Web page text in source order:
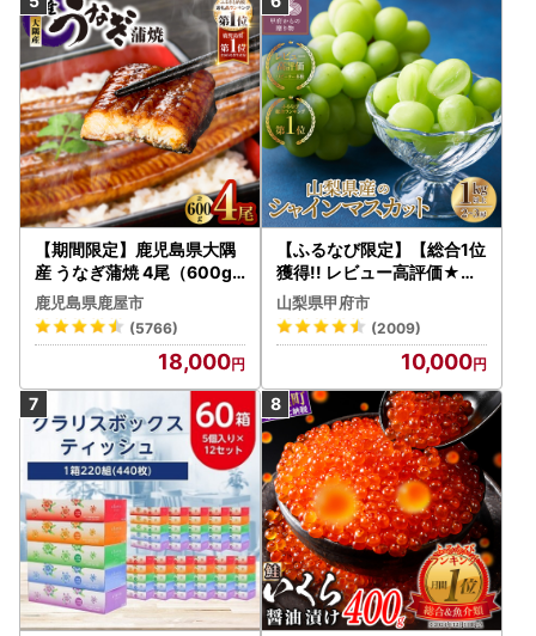
【期間限定】鹿児島県大隅
産 うなぎ蒲焼 4尾（600g
） KN007-004-04-cp18
うなぎ 鰻 魚 惣菜 総菜
鹿児島県鹿屋市
(5766)
18,000
【ふるなび限定】【総合1位
獲得!! レビュー高評価★】
〈2026年度配送分〉山梨
県産 シャインマスカット 2
～3房（1.0kg以上）シャイ
ン フルーツ FN-Limited-S
P
山梨県甲府市
(2009)
10,000